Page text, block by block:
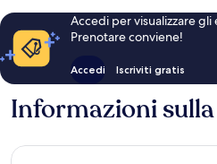
Accedi per visualizzare gli
Prenotare conviene!
Accedi Iscriviti gratis
Informazioni